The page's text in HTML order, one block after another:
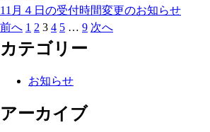
11月４日の受付時間変更のお知らせ
前へ 1 2 3 4 5 … 9 次へ
カテゴリー
お知らせ
アーカイブ